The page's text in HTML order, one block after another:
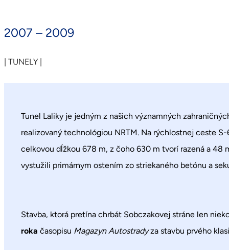
2007 – 2009
| TUNELY |
Tunel Laliky je jedným z našich významných
realizovaný technológiou NRTM. Na rýchlostnej ceste
celkovou dĺžkou 678 m, z čoho 630 m tvorí razená a 48
vystužili primárnym ostením zo striekaného betónu a
Stavba, ktorá pretína chrbát Sobczakovej stráne len
roka časopisu Magazyn Autostradyza stavbu prvého